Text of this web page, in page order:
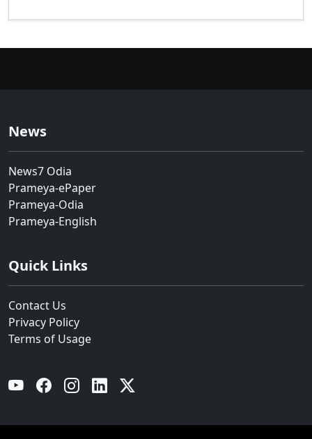
News
News7 Odia
Prameya-ePaper
Prameya-Odia
Prameya-English
Quick Links
Contact Us
Privacy Policy
Terms of Usage
YouTube Facebook Instagram Linkedin